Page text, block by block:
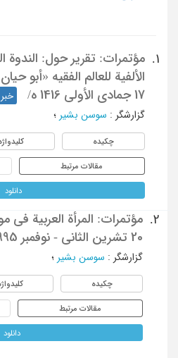
1.
مؤتمرات: تقریر حول: الندوة
17 جمادی الأولی 1416 ه/
گزارشگر : سوسن بشیر ؛
چکیده
مقالات مرتبط
دانلود
2.
20 تشرین الثانی - نوفمبر 1995)
گزارشگر : سوسن بشیر ؛
چکیده
مقالات مرتبط
دانلود